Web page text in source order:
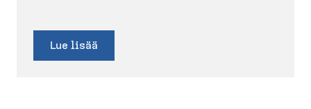
Lue lisää